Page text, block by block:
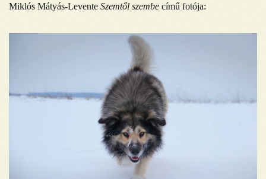
Miklós Mátyás-Levente Szemtől szembe című fotója: